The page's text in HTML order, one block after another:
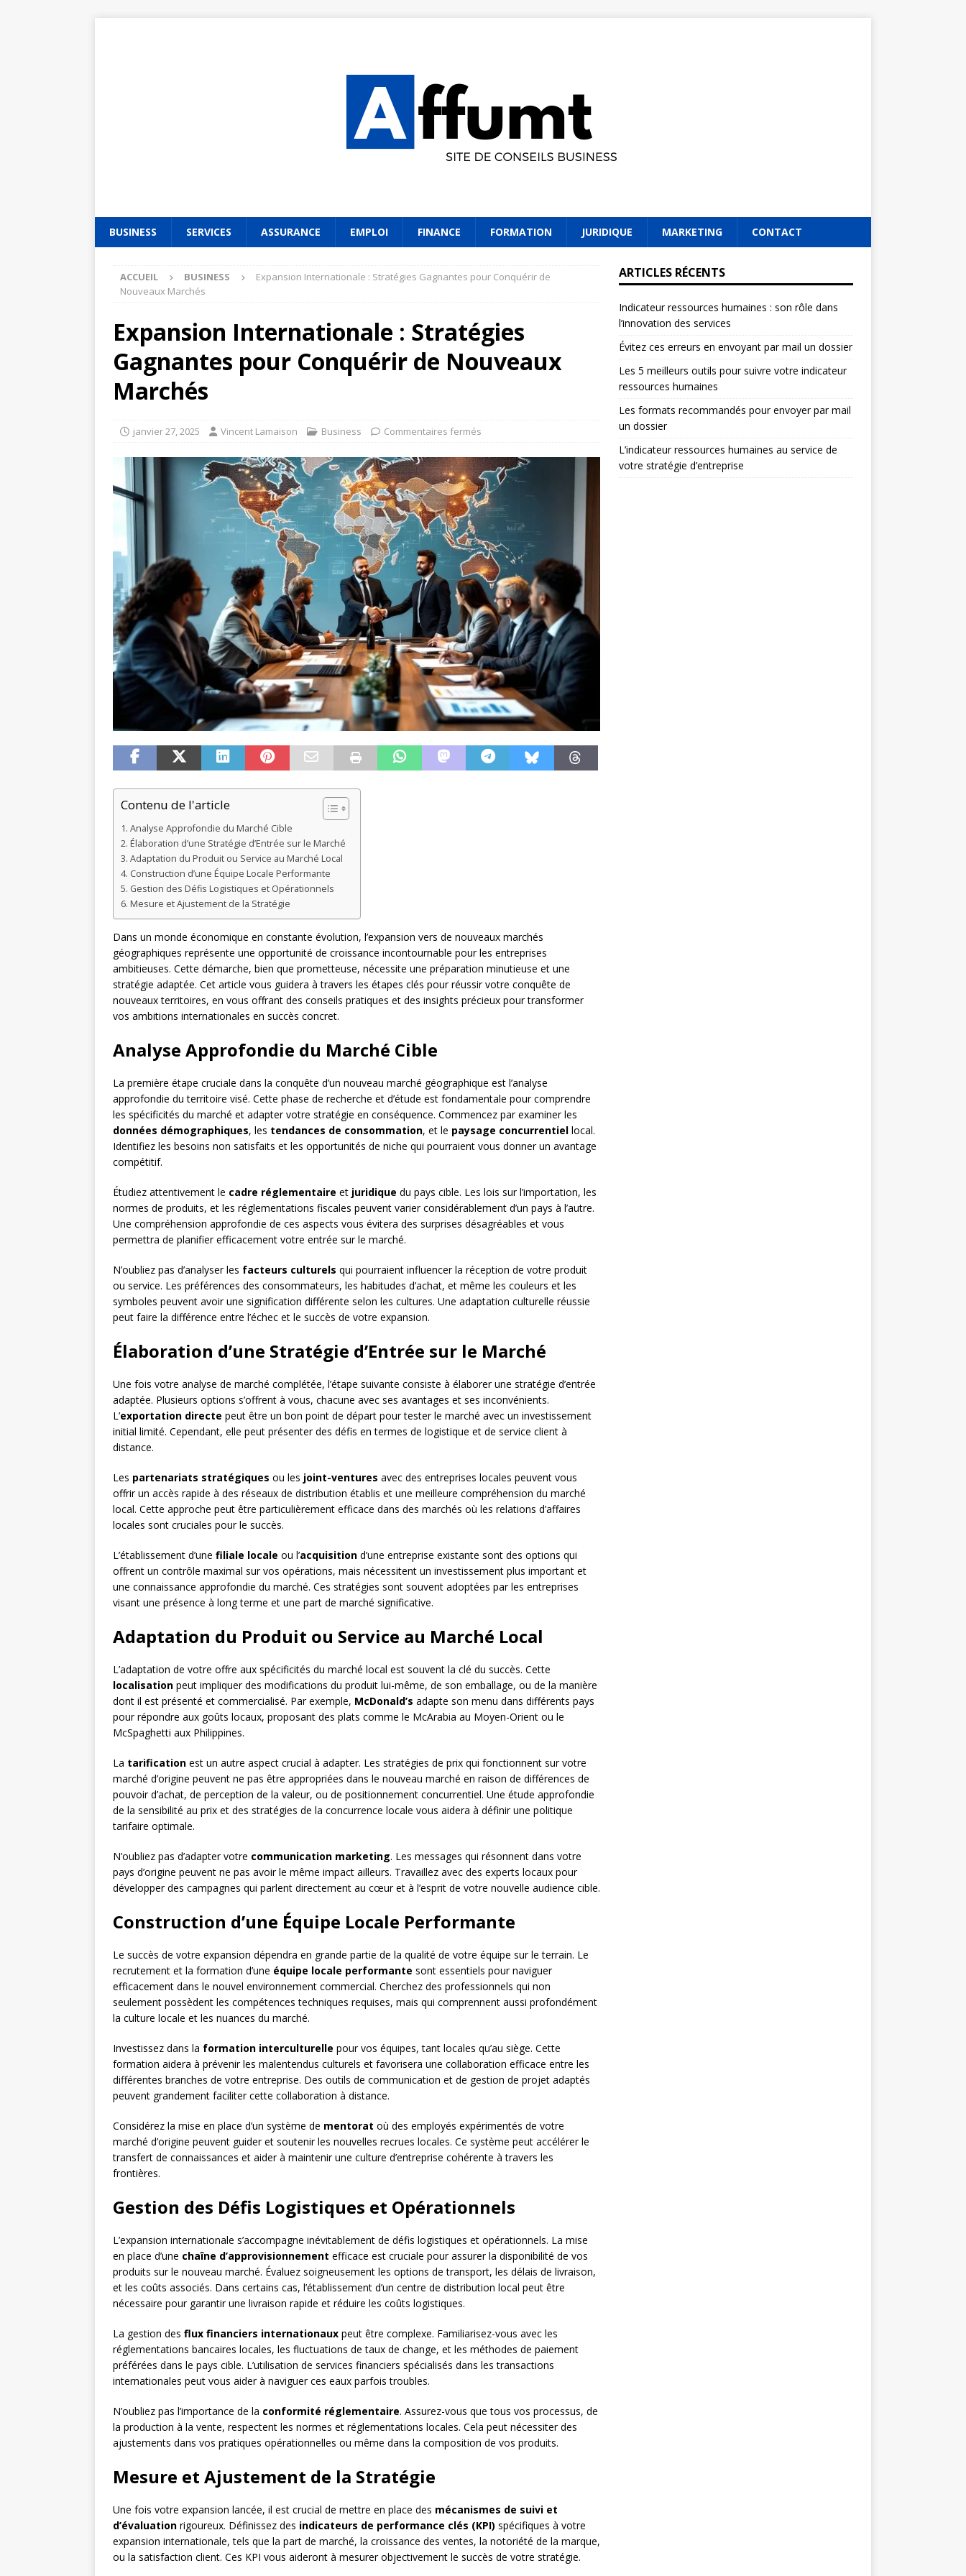
BUSINESS SERVICES ASSURANCE EMPLOI FINANCE FORMATION JURIDIQUE MARKETING CONTACT
ACCUEIL BUSINESS
Expansion Internationale : Stratégies Gagnantes pour Conquérir de
Nouveaux Marchés
Expansion Internationale : Stratégies
Gagnantes pour Conquérir de Nouveaux
Marchés
janvier 27, 2025 Vincent Lamaison Business Commentaires fermés
Contenu de l'article
Analyse Approfondie du Marché Cible
Élaboration d’une Stratégie d’Entrée sur le Marché
Adaptation du Produit ou Service au Marché Local
Construction d’une Équipe Locale Performante
Gestion des Défis Logistiques et Opérationnels
Mesure et Ajustement de la Stratégie
Dans un monde économique en constante évolution, l’expansion vers de nouveaux marchés
géographiques représente une opportunité de croissance incontournable pour les entreprises
ambitieuses. Cette démarche, bien que prometteuse, nécessite une préparation minutieuse et une
stratégie adaptée. Cet article vous guidera à travers les étapes clés pour réussir votre conquête de
nouveaux territoires, en vous offrant des conseils pratiques et des insights précieux pour transformer
vos ambitions internationales en succès concret.
Analyse Approfondie du Marché Cible
La première étape cruciale dans la conquête d’un nouveau marché géographique est l’analyse
approfondie du territoire visé. Cette phase de recherche et d’étude est fondamentale pour comprendre
les spécificités du marché et adapter votre stratégie en conséquence. Commencez par examiner les
données démographiques, les tendances de consommation, et le paysage concurrentiel local.
Identifiez les besoins non satisfaits et les opportunités de niche qui pourraient vous donner un avantage
compétitif.
Étudiez attentivement le cadre réglementaire et juridique du pays cible. Les lois sur l’importation, les
normes de produits, et les réglementations fiscales peuvent varier considérablement d’un pays à l’autre.
Une compréhension approfondie de ces aspects vous évitera des surprises désagréables et vous
permettra de planifier efficacement votre entrée sur le marché.
N’oubliez pas d’analyser les facteurs culturels qui pourraient influencer la réception de votre produit
ou service. Les préférences des consommateurs, les habitudes d’achat, et même les couleurs et les
symboles peuvent avoir une signification différente selon les cultures. Une adaptation culturelle réussie
peut faire la différence entre l’échec et le succès de votre expansion.
Élaboration d’une Stratégie d’Entrée sur le Marché
Une fois votre analyse de marché complétée, l’étape suivante consiste à élaborer une stratégie d’entrée
adaptée. Plusieurs options s’offrent à vous, chacune avec ses avantages et ses inconvénients.
L’exportation directe peut être un bon point de départ pour tester le marché avec un investissement
initial limité. Cependant, elle peut présenter des défis en termes de logistique et de service client à
distance.
Les partenariats stratégiques ou les joint-ventures avec des entreprises locales peuvent vous
offrir un accès rapide à des réseaux de distribution établis et une meilleure compréhension du marché
local. Cette approche peut être particulièrement efficace dans des marchés où les relations d’affaires
locales sont cruciales pour le succès.
L’établissement d’une filiale locale ou l’acquisition d’une entreprise existante sont des options qui
offrent un contrôle maximal sur vos opérations, mais nécessitent un investissement plus important et
une connaissance approfondie du marché. Ces stratégies sont souvent adoptées par les entreprises
visant une présence à long terme et une part de marché significative.
Adaptation du Produit ou Service au Marché Local
L’adaptation de votre offre aux spécificités du marché local est souvent la clé du succès. Cette
localisation peut impliquer des modifications du produit lui-même, de son emballage, ou de la manière
dont il est présenté et commercialisé. Par exemple, McDonald’s adapte son menu dans différents pays
pour répondre aux goûts locaux, proposant des plats comme le McArabia au Moyen-Orient ou le
McSpaghetti aux Philippines.
La tarification est un autre aspect crucial à adapter. Les stratégies de prix qui fonctionnent sur votre
marché d’origine peuvent ne pas être appropriées dans le nouveau marché en raison de différences de
pouvoir d’achat, de perception de la valeur, ou de positionnement concurrentiel. Une étude approfondie
de la sensibilité au prix et des stratégies de la concurrence locale vous aidera à définir une politique
tarifaire optimale.
N’oubliez pas d’adapter votre communication marketing. Les messages qui résonnent dans votre
pays d’origine peuvent ne pas avoir le même impact ailleurs. Travaillez avec des experts locaux pour
développer des campagnes qui parlent directement au cœur et à l’esprit de votre nouvelle audience cible.
Construction d’une Équipe Locale Performante
Le succès de votre expansion dépendra en grande partie de la qualité de votre équipe sur le terrain. Le
recrutement et la formation d’une équipe locale performante sont essentiels pour naviguer
efficacement dans le nouvel environnement commercial. Cherchez des professionnels qui non
seulement possèdent les compétences techniques requises, mais qui comprennent aussi profondément
la culture locale et les nuances du marché.
Investissez dans la formation interculturelle pour vos équipes, tant locales qu’au siège. Cette
formation aidera à prévenir les malentendus culturels et favorisera une collaboration efficace entre les
différentes branches de votre entreprise. Des outils de communication et de gestion de projet adaptés
peuvent grandement faciliter cette collaboration à distance.
Considérez la mise en place d’un système de mentorat où des employés expérimentés de votre
marché d’origine peuvent guider et soutenir les nouvelles recrues locales. Ce système peut accélérer le
transfert de connaissances et aider à maintenir une culture d’entreprise cohérente à travers les
frontières.
Gestion des Défis Logistiques et Opérationnels
L’expansion internationale s’accompagne inévitablement de défis logistiques et opérationnels. La mise
en place d’une chaîne d’approvisionnement efficace est cruciale pour assurer la disponibilité de vos
produits sur le nouveau marché. Évaluez soigneusement les options de transport, les délais de livraison,
et les coûts associés. Dans certains cas, l’établissement d’un centre de distribution local peut être
nécessaire pour garantir une livraison rapide et réduire les coûts logistiques.
La gestion des flux financiers internationaux peut être complexe. Familiarisez-vous avec les
réglementations bancaires locales, les fluctuations de taux de change, et les méthodes de paiement
préférées dans le pays cible. L’utilisation de services financiers spécialisés dans les transactions
internationales peut vous aider à naviguer ces eaux parfois troubles.
N’oubliez pas l’importance de la conformité réglementaire. Assurez-vous que tous vos processus, de
la production à la vente, respectent les normes et réglementations locales. Cela peut nécessiter des
ajustements dans vos pratiques opérationnelles ou même dans la composition de vos produits.
Mesure et Ajustement de la Stratégie
Une fois votre expansion lancée, il est crucial de mettre en place des mécanismes de suivi et
d’évaluation rigoureux. Définissez des indicateurs de performance clés (KPI) spécifiques à votre
expansion internationale, tels que la part de marché, la croissance des ventes, la notoriété de la marque,
ou la satisfaction client. Ces KPI vous aideront à mesurer objectivement le succès de votre stratégie.
ARTICLES RÉCENTS
Indicateur ressources humaines : son rôle dans
l’innovation des services
Évitez ces erreurs en envoyant par mail un dossier
Les 5 meilleurs outils pour suivre votre indicateur
ressources humaines
Les formats recommandés pour envoyer par mail
un dossier
L’indicateur ressources humaines au service de
votre stratégie d’entreprise